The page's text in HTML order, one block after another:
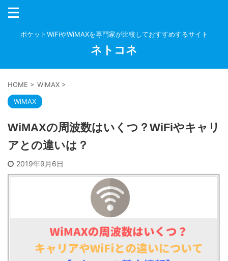
ポケットWiFiやWiMAXを専門家が比較しておすすめするサイト
ネトコネ
HOME > WiMAX >
WiMAX
WiMAXの周波数はいくつ？WiFiやキャリ
アとの違いは？
2019年9月6日